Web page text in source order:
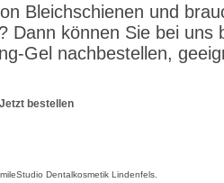
Bleichschienen und
Dann können Sie bei uns
Gel nachbestellen,
Jetzt bestellen
Dentalkosmetik Lindenfels.